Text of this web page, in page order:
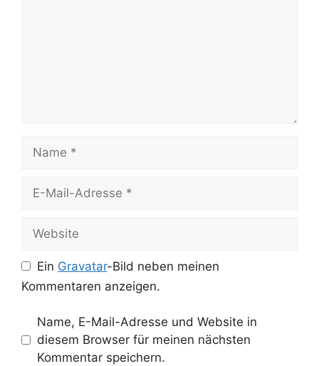
Mail-
Ein Gravatar-Bild neben meinen
Kommentaren anzeigen.
Name, E-Mail-Adresse und Website in
diesem Browser für meinen nächsten
Kommentar speichern.